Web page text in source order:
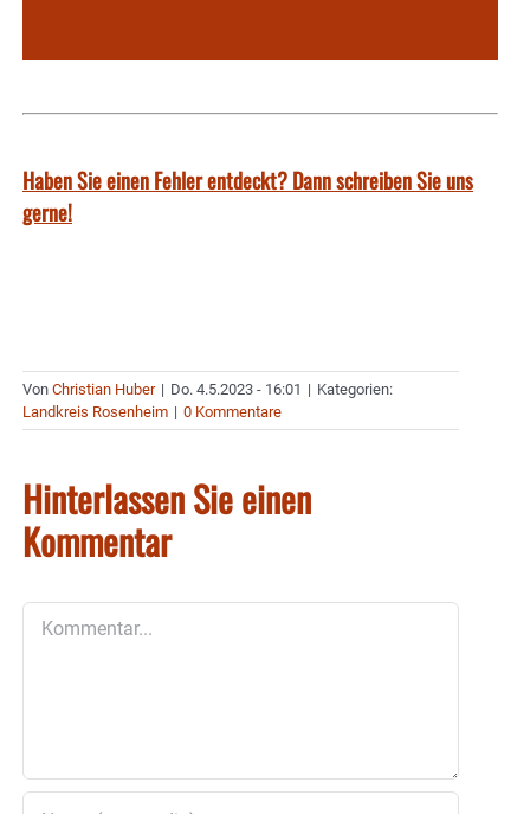
Haben Sie einen Fehler entdeckt? Dann schreiben Sie uns
gerne!
Von Christian Huber | Do. 4.5.2023 - 16:01 | Kategorien:
Landkreis Rosenheim | 0 Kommentare
Hinterlassen Sie einen
Kommentar